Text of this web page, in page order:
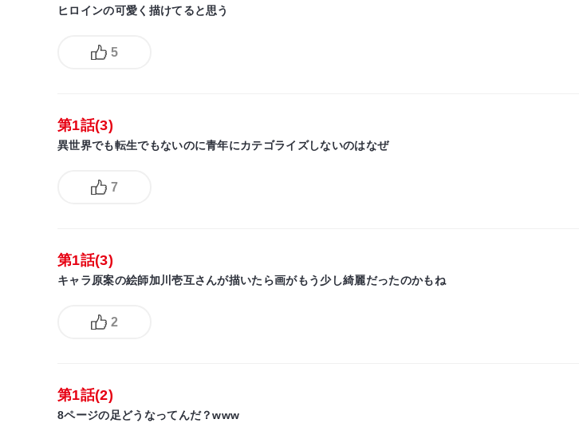
ヒロインの可愛く描けてると思う
5
第1話(3)
異世界でも転生でもないのに青年にカテゴライズしないのはなぜ
7
第1話(3)
キャラ原案の絵師加川壱互さんが描いたら画がもう少し綺麗だったのかもね
2
第1話(2)
8ページの足どうなってんだ？www